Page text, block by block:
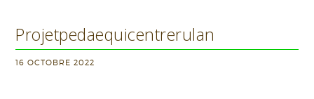
Projetpedaequicentrerulan
16 OCTOBRE 2022